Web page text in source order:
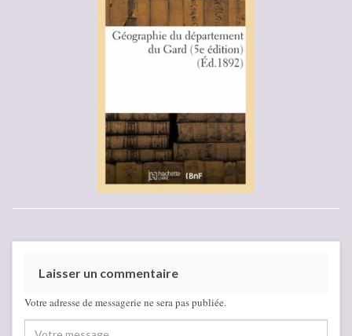
Laisser un commentaire
Votre adresse de messagerie ne sera pas publiée.